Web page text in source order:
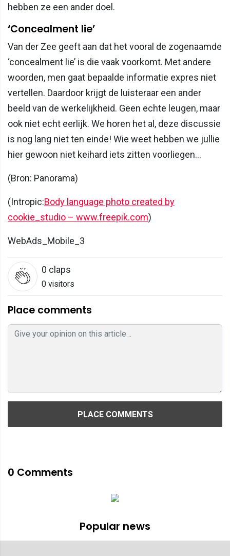
hebben ze een ander doel.
‘Concealment lie’
Van der Zee geeft aan dat het vooral de zogenaamde
‘concealment lie’ is die vaak voorkomt. Met andere
woorden, men gaat bepaalde informatie expres niet
vertellen. Daardoor krijgt de luisteraar een ander
beeld van de werkelijkheid. Geen echte leugen, maar
ook niet echt eerlijk. We horen het al, deze discussie
is nog lang niet ten einde! Wie weet hebben we jullie
hier gewoon niet keihard iets zitten voorliegen…
(Bron: Panorama)
(Intropic:Body language photo created by
cookie_studio – www.freepik.com)
WebAds_Mobile_3
0 claps
0 visitors
Place comments
PLACE COMMENTS
0 Comments
Popular news